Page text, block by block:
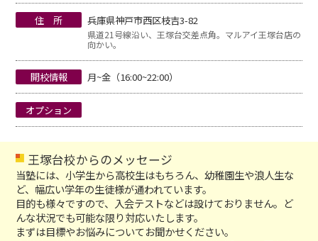
住 所 兵庫県神戸市西区枝吉3-82
県道21号線沿い、王塚台交差点角。マルアイ王塚台店の
向かい。
開校情報 月~金（16:00~22:00）
オプション
王塚台校からのメッセージ
当塾には、小学生から高校生はもちろん、幼稚園生や浪人生な
ど、幅広い学年の生徒様が通われています。
目的も様々ですので、入会テストなどは設けておりません。ど
んな状況でも可能な限り対応いたします。
まずは目標やお悩みについてお聞かせください。